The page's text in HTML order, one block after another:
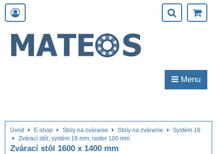
Menu
Úvod E-shop Stoly na zváranie Stoly na zváranie
Systém 16
Zvárací stôl, systém 16 mm, raster 100 mm
Zvárací stôl 1600 x 1400 mm